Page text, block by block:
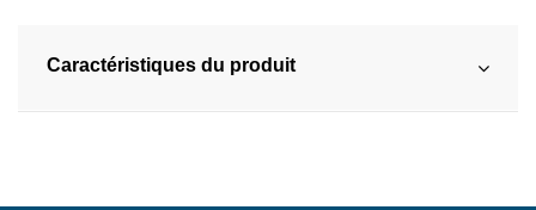
Caractéristiques du produit